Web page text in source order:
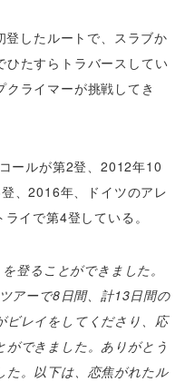
したルートで、スラブか
ひたすらトラバースしてい
ライマーが挑戦してき
ールが第2登、2012年10
、2016年、ドイツのアレ
イで第4登している。
登ることができました。
アーで8日間、計13日間の
ビレイをしてくださり、応
できました。ありがとう
。 以下は、恋焦がれたル